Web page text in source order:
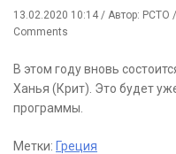
13.02.2020 10:14 / Автор: РСТО /
Comments
В этом году вновь
Ханья (Крит). Это будет
программы.
Метки: Греция